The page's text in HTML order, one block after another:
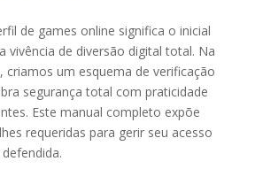
de games online significa o inicial
vivência de diversão digital total. Na
criamos um esquema de verificação
segurança total com praticidade
Este manual completo expõe
requeridas para gerir seu acesso